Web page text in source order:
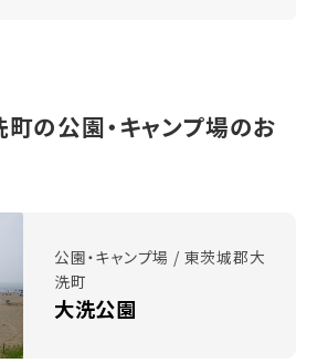
の公園・キャンプ場のお
公園・キャンプ場 / 東茨城郡大
洗町
大洗公園